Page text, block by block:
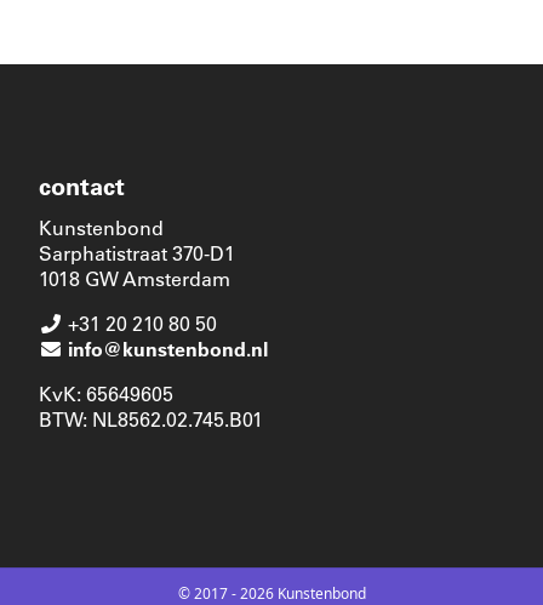
contact
Kunstenbond
Sarphatistraat 370-D1
1018 GW Amsterdam
+31 20 210 80 50
info@kunstenbond.nl
KvK: 65649605
BTW: NL8562.02.745.B01
© 2017 - 2026 Kunstenbond